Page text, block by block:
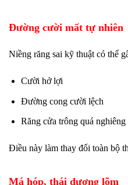
Đường cười mất tự nhiên
Niềng răng sai kỹ thuật có thể
Cười hở lợi
Đường cong cười lệch
Răng cửa trông quá nghiêng
Điều này làm thay đổi toàn bộ
Má hóp, thái dương lõm